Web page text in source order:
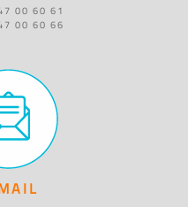
00 60 61
00 60 66